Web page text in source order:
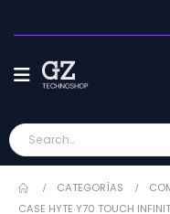
CATEGORÍAS
CASE HYTE Y70 TOUCH